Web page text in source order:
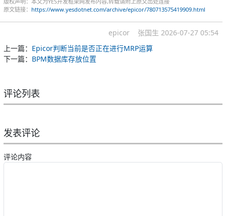
原文链接： https://www.yesdotnet.com/archive/epicor/780713575419909.html
epicor 张国生 2026-07-27 05:54
上一篇： Epicor判断当前是否正在进行MRP运算
下一篇： BPM数据库存放位置
评论列表
发表评论
评论内容